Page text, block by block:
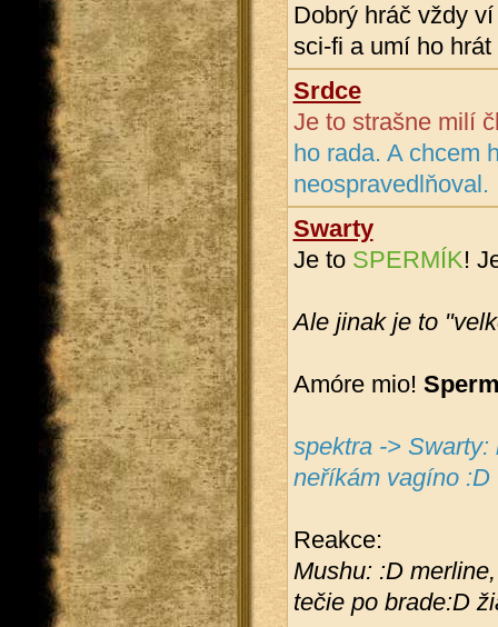
Dobrý hráč vždy
sci-fi a umí ho hrát
Srdce
Je to strašne milí
ho rada. A chcem
neospravedlňoval.
Swarty
Je to SPERMÍK!
Ale jinak je to
Amóre mio!
spektra ->
neříkám vagíno :D
Reakce:
Mushu: :D
tečie po brade:D